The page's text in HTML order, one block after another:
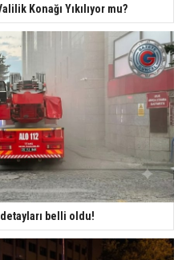
Konağı Yıkılıyor mu?
belli oldu!